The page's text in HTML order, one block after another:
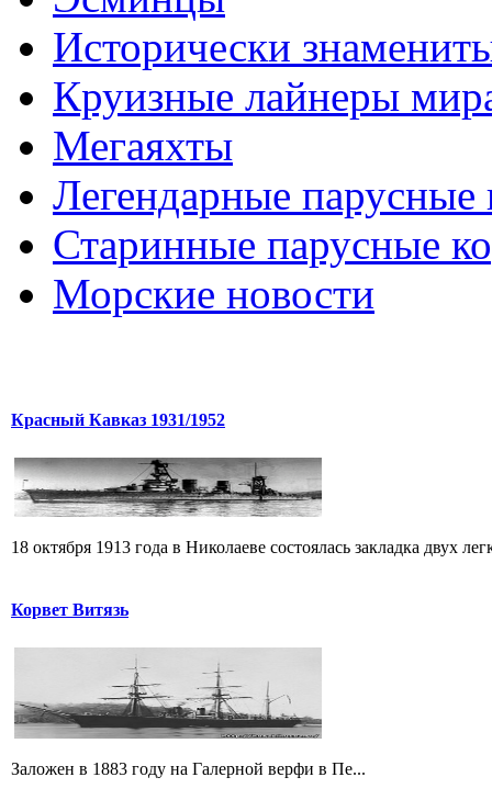
Исторически
Круизные лайнеры
Мегаяхты
Легендарные парусные
Старинные парусные
Морские новости
Красный Кавказ 1931/1952
18 октября 1913 года в Николаеве состоялась закладка двух
Корвет Витязь
Заложен в 1883 году на Галерной верфи в Пе...